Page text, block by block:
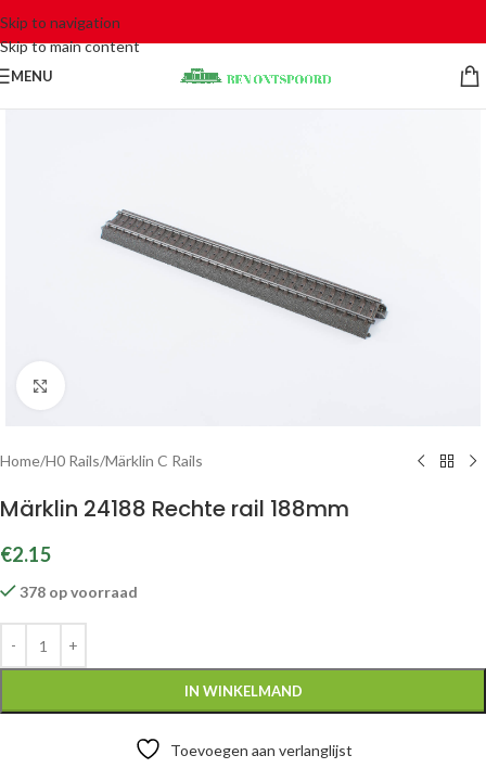
Skip to navigation
Skip to main content
MENU
Home/H0 Rails/Märklin C Rails
Märklin 24188 Rechte rail 188mm
€2.15
378 op voorraad
IN WINKELMAND
Toevoegen aan verlanglijst